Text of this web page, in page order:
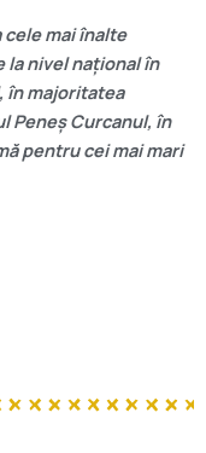
cele mai înalte
la nivel național în
în majoritatea
Peneș Curcanul, în
pentru cei mai mari